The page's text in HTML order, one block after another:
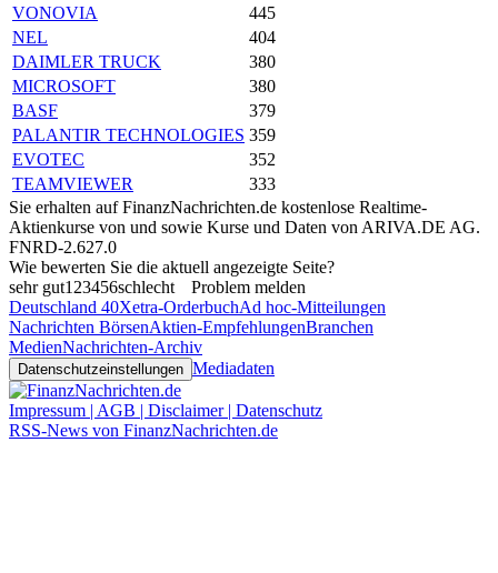
VONOVIA
445
NEL
404
DAIMLER TRUCK
380
MICROSOFT
380
BASF
379
PALANTIR TECHNOLOGIES 359
EVOTEC
352
TEAMVIEWER
333
Sie erhalten auf FinanzNachrichten.de kostenlose Realtime-
Aktienkurse von und sowie Kurse und Daten von ARIVA.DE AG.
FNRD-2.627.0
Wie bewerten Sie die aktuell angezeigte Seite?
sehr gut1 23456schlecht
Problem melden
Deutschland 40Xetra-OrderbuchAd hoc-Mitteilungen
Nachrichten BörsenAktien-EmpfehlungenBranchen
MedienNachrichten-Archiv
Datenschutzeinstellungen Mediadaten
Impressum | AGB | Disclaimer | Datenschutz
RSS-News von FinanzNachrichten.de